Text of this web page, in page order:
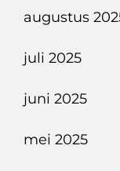
augustus
juli 2025
juni 2025
mei 2025